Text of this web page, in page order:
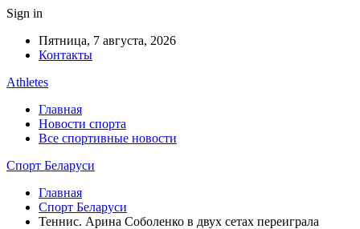
Sign in
Пятница, 7 августа, 2026
Контакты
Athletes
Главная
Новости спорта
Все спортивные новости
Спорт Беларуси
Главная
Спорт Беларуси
Теннис. Арина Соболенко в двух сетах переиграла